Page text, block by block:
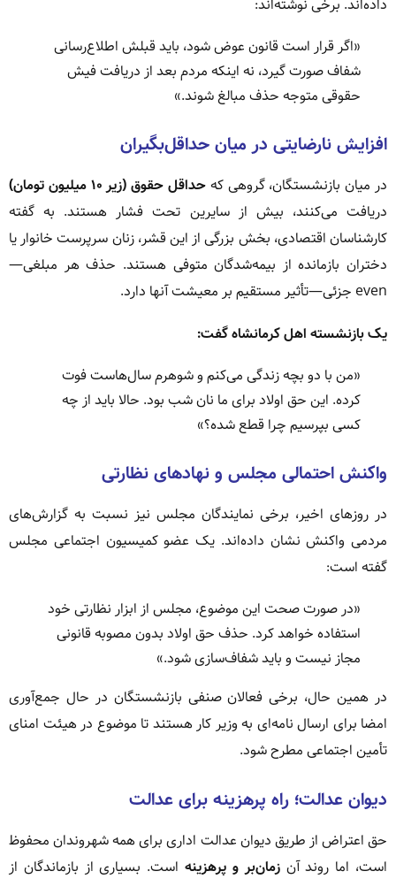
داده‌اند. برخی نوشته‌اند:
«اگر قرار است قانون عوض شود، باید قبلش اطلاع‌رسانی
شفاف صورت گیرد، نه اینکه مردم بعد از دریافت فیش
حقوقی متوجه حذف مبالغ شوند.»
افزایش نارضایتی در میان حداقل‌بگیران
در میان بازنشستگان، گروهی که حداقل حقوق (زیر ۱۰ میلیون تومان)
دریافت می‌کنند، بیش از سایرین تحت فشار هستند. به گفته
کارشناسان اقتصادی، بخش بزرگی از این قشر، زنان سرپرست خانوار یا
دختران بازمانده از بیمه‌شدگان متوفی هستند. حذف هر مبلغی—
even جزئی—تأثیر مستقیم بر معیشت آنها دارد.
یک بازنشسته اهل کرمانشاه گفت:
«من با دو بچه زندگی می‌کنم و شوهرم سال‌هاست فوت
کرده. این حق اولاد برای ما نان شب بود. حالا باید از چه
کسی بپرسیم چرا قطع شده؟»
واکنش احتمالی مجلس و نهادهای نظارتی
در روزهای اخیر، برخی نمایندگان مجلس نیز نسبت به گزارش‌های
مردمی واکنش نشان داده‌اند. یک عضو کمیسیون اجتماعی مجلس
گفته است:
«در صورت صحت این موضوع، مجلس از ابزار نظارتی خود
استفاده خواهد کرد. حذف حق اولاد بدون مصوبه قانونی
مجاز نیست و باید شفاف‌سازی شود.»
در همین حال، برخی فعالان صنفی بازنشستگان در حال جمع‌آوری
امضا برای ارسال نامه‌ای به وزیر کار هستند تا موضوع در هیئت امنای
تأمین اجتماعی مطرح شود.
دیوان عدالت؛ راه پرهزینه برای عدالت
حق اعتراض از طریق دیوان عدالت اداری برای همه شهروندان محفوظ
است، اما روند آنزمان‌بر و پرهزینهاست. بسیاری از بازماندگان از